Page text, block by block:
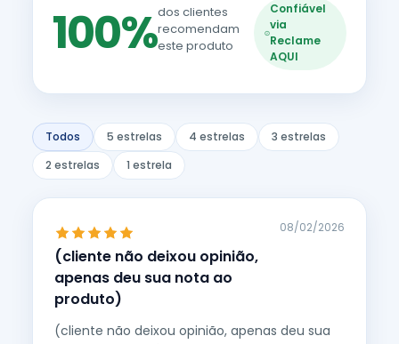
100%dos clientes
recomendam
este produto
Confiável
via
Reclame
AQUI
Todos 5 estrelas 4 estrelas
3 estrelas
2 estrelas
1 estrela
(cliente não deixou opinião,
apenas deu sua nota ao
produto)
08/02/2026
(cliente não deixou opinião, apenas deu sua